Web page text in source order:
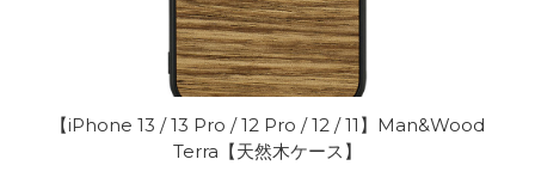
【iPhone 13 / 13 Pro / 12 Pro / 12 / 11】Man&Wood
Terra【天然木ケース】